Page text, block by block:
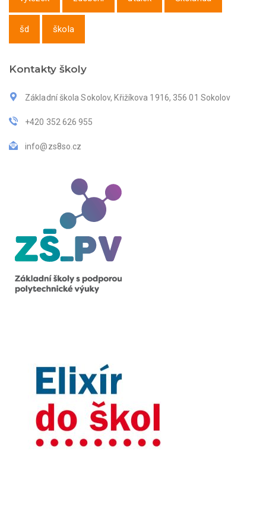
šd škola
Kontakty školy
Základní škola Sokolov, Křižíkova 1916, 356 01 Sokolov
+420 352 626 955
info@zs8so.cz